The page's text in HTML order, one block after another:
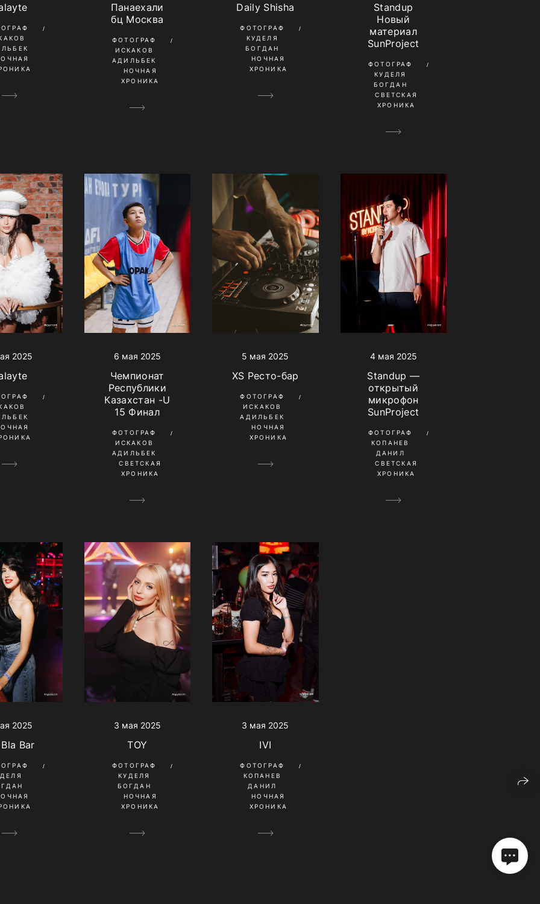
Панаехали
бц Москва
ФОТОГРАФ
ИСКАКОВ
АДИЛЬБЕК
НОЧНАЯ
ХРОНИКА
Daily Shisha
ФОТОГРАФ
КУДЕЛЯ
БОГДАН
НОЧНАЯ
ХРОНИКА
Standup
Новый
материал
SunProject
ФОТОГРАФ
КУДЕЛЯ
БОГДАН
СВЕТСКАЯ
ХРОНИКА
2025 6 мая 2025
Чемпионат
Республики
Казахстан -U
15 Финал
ФОТОГРАФ
ИСКАКОВ
АДИЛЬБЕК
СВЕТСКАЯ
ХРОНИКА
5 мая 2025
XS Ресто-бар
ФОТОГРАФ
ИСКАКОВ
АДИЛЬБЕК
НОЧНАЯ
ХРОНИКА
4 мая 2025
Standup —
открытый
микрофон
SunProject
ФОТОГРАФ
КОПАНЕВ
ДАНИЛ
СВЕТСКАЯ
ХРОНИКА
2025
Bar
3 мая 2025
TOY
ФОТОГРАФ
КУДЕЛЯ
БОГДАН
НОЧНАЯ
ХРОНИКА
3 мая 2025
IVI
ФОТОГРАФ
КОПАНЕВ
ДАНИЛ
НОЧНАЯ
ХРОНИКА